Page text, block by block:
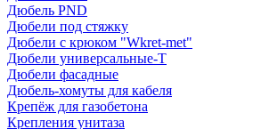
Дюбель PND
Дюбели под стяжку
Дюбели с крюком "Wkret-met"
Дюбели универсальные-Т
Дюбели фасадные
Дюбель-хомуты для кабеля
Крепёж для газобетона
Крепления унитаза